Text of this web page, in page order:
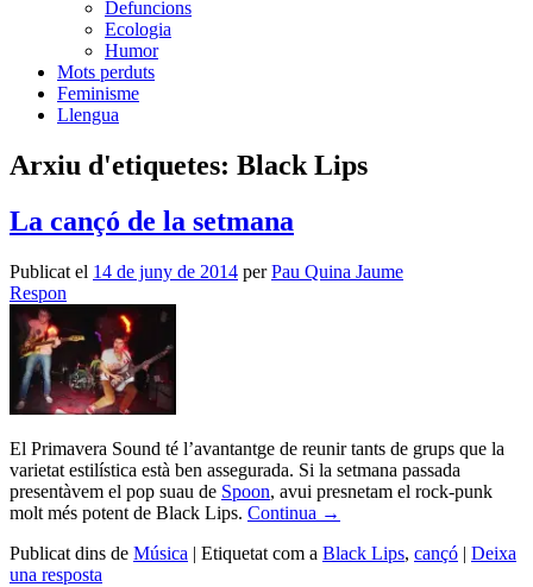
Defuncions
Ecologia
Humor
Mots perduts
Feminisme
Llengua
Arxiu d'etiquetes: Black Lips
La cançó de la setmana
Publicat el 14 de juny de 2014 perPau Quina Jaume
Respon
El Primavera Sound té l’avantantge de reunir tants de grups que la
varietat estilística està ben assegurada. Si la setmana passada
presentàvem el pop suau de Spoon, avui presnetam el rock-punk
molt més potent de Black Lips. Continua →
Publicat dins de Música | Etiquetat com a Black Lips, cançó | Deixa
una resposta